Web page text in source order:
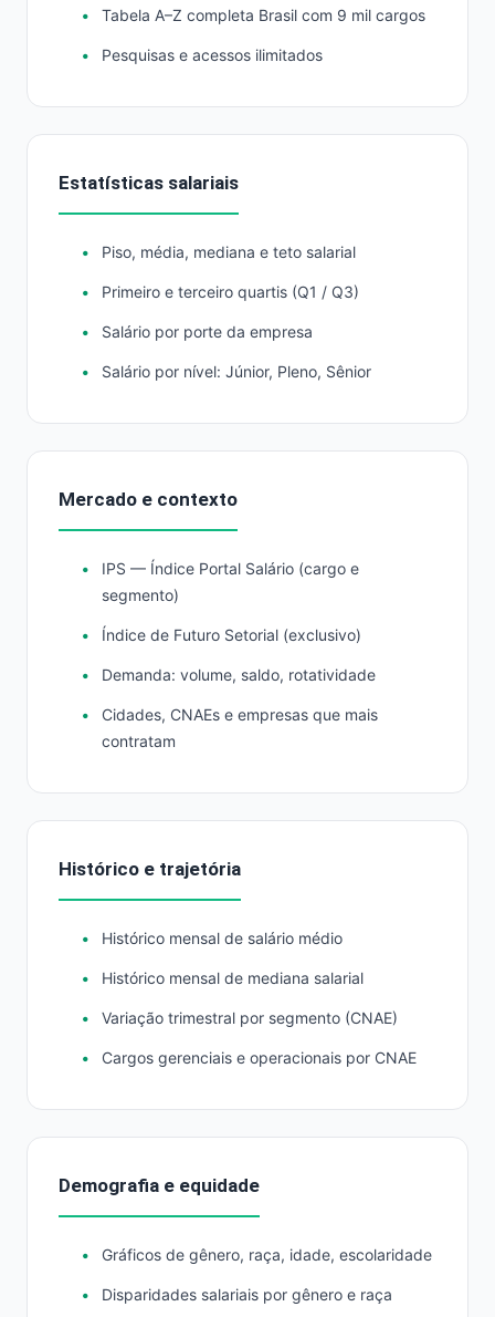
Tabela A–Z completa Brasil com 9 mil cargos
Pesquisas e acessos ilimitados
Estatísticas salariais
Piso, média, mediana e teto salarial
Primeiro e terceiro quartis (Q1 / Q3)
Salário por porte da empresa
Salário por nível: Júnior, Pleno, Sênior
Mercado e contexto
IPS — Índice Portal Salário (cargo e
segmento)
Índice de Futuro Setorial (exclusivo)
Demanda: volume, saldo, rotatividade
Cidades, CNAEs e empresas que mais
contratam
Histórico e trajetória
Histórico mensal de salário médio
Histórico mensal de mediana salarial
Variação trimestral por segmento (CNAE)
Cargos gerenciais e operacionais por CNAE
Demografia e equidade
Gráficos de gênero, raça, idade, escolaridade
Disparidades salariais por gênero e raça